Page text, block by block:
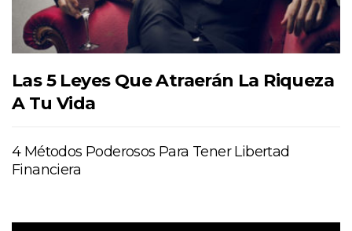
Las 5 Leyes Que Atraerán La Riqueza
A Tu Vida
4 Métodos Poderosos Para Tener Libertad
Financiera